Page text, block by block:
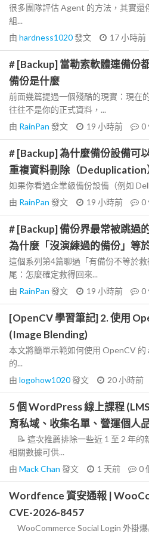
很多團隊評估 Agent 的方法，其實
組...
由 hardness1020發文 17 小時前
# [Backup] 當勒索軟體連備份
備份是什麼
前面幾篇提過一個殘酷的現實：現在
往往不是你的正式資料，...
由 RainPan 發文 19 小時前 0
# [Backup] 為什麼備份設備可
重複資料刪除（Deduplication
如果你看過企業級備份設備（例如
由 RainPan 發文 19 小時前 0
# [Backup] 備份界最常被跳過
為什麼「沒演練過的備份」等
這個系列第4篇聊過「有備份不等於
尾：怎麼確定救得回來...
由 RainPan 發文 19 小時前 0
[OpenCV 學習筆記] 2. 使用
(Image Blending)
本文將簡單示範如何使用 OpenCV
的...
由 logohow1020發文 20 小時前
5 個 WordPress 線上課程
育私域、收集名單、營運個人
📝 這次推薦排除一些近 1 至 2 年的
相關數據可供...
由 Mack Chan 發文 1 天前 0
Wordfence 資安通報 |
CVE-2026-8457
WooCommerce Social Login 外掛